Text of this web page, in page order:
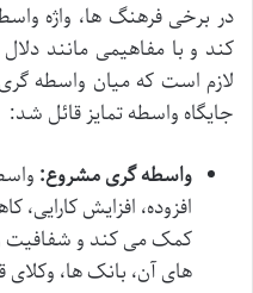
در برخی فرهنگ ها، واژه
کند و با مفاهیمی مانند
لازم است که میان واسطه
جایگاه واسطه تمایز قائل شد:
واسطه گری مشروع:
افزوده، افزایش
کمک می کند و شفافیت
های آن، بانک ها،